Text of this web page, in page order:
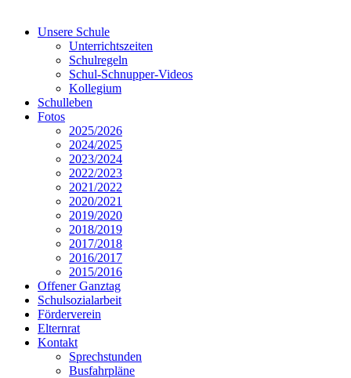
Unsere Schule
Unterrichtszeiten
Schulregeln
Schul-Schnupper-Videos
Kollegium
Schulleben
Fotos
2025/2026
2024/2025
2023/2024
2022/2023
2021/2022
2020/2021
2019/2020
2018/2019
2017/2018
2016/2017
2015/2016
Offener Ganztag
Schulsozialarbeit
Förderverein
Elternrat
Kontakt
Sprechstunden
Busfahrpläne